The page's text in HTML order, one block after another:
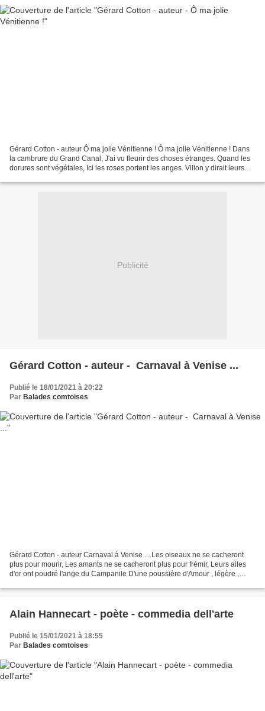
Gérard Cotton - auteur Ô ma jolie Vénitienne ! Ô ma jolie Vénitienne ! Dans
la cambrure du Grand Canal, J'ai vu fleurir des choses étranges. Quand les
dorures sont végétales, Ici les roses portent les anges. Villon y dirait leurs
Publicité
Gérard Cotton - auteur - Carnaval à Venise ...
Publié le 18/01/2021 à 20:22
Par Balades comtoises
Gérard Cotton - auteur Carnaval à Venise ... Les oiseaux ne se cacheront
plus pour mourir, Les amants ne se cacheront plus pour frémir, Leurs ailes
d'or ont poudré l'ange du Campanile D'une poussière d'Amour , légère ,
Alain Hannecart - poète - commedia dell'arte
Publié le 15/01/2021 à 18:55
Par Balades comtoises